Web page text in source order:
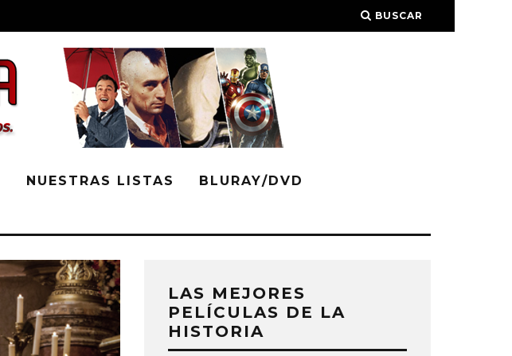
BUSCAR
NUESTRAS LISTAS BLURAY/DVD
LAS MEJORES
PELÍCULAS DE LA
HISTORIA